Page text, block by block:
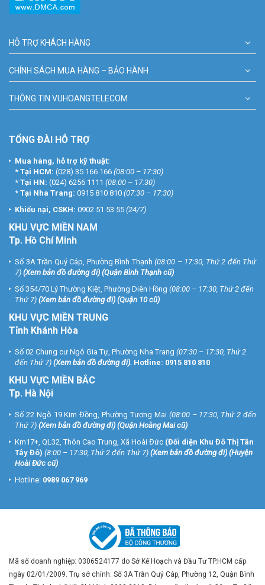
HỖ TRỢ KHÁCH HÀNG
CHÍNH SÁCH MUA HÀNG – BẢO HÀNH
THÔNG TIN VUHOANGTELECOM
TỔNG ĐÀI HỖ TRỢ
Mua hàng, hỗ trợ kỹ thuật:
* Tại HCM: (028) 35 166 166 (08:00 – 17:30)
* Tại HN: (024) 6256 1111 (08:00 – 17:30)
* Tại Nha Trang: 0915 810 810 (07:30 – 17:30)
Khiếu nại, CSKH: 0902 51 53 55 (24/7)
KHU VỰC MIỀN NAM
Tp. Hồ Chí Minh
Số 3A Trần Quý Cáp, Phường Bình Thạnh (08:00 – 17:30, Thứ 2 đến Thứ
7) (Xem bản đồ đường đi) (Quận Bình Thạnh cũ)
Số 354/70 Lý Thường Kiệt, Phường Diên Hồng (08:00 – 17:30, Thứ 2 đến
Thứ 7) (Xem bản đồ đường đi) (Quận 10 cũ)
KHU VỰC MIỀN TRUNG
Tỉnh Khánh Hòa
Số 02 Chung cư Ngô Gia Tự, Phường Nha Trang (07:30 – 17:30, Thứ 2
đến Thứ 7) (Xem bản đồ đường đi). Hotline: 0915 810 810
KHU VỰC MIỀN BẮC
Tp. Hà Nội
Số 22 Ngõ 19 Kim Đồng, Phường Tương Mai (08:00 – 17:30, Thứ 2 đến
Thứ 7) (Xem bản đồ đường đi) (Quận Hoàng Mai cũ)
Km17+, QL32, Thôn Cao Trung, Xã Hoài Đức (Đối diện Khu Đô Thị Tân
Tây Đô) (8:00 – 17:30, Thứ 2 đến Thứ 7) (Xem bản đồ đường đi) (Huyện
Hoài Đức cũ)
Hotline: 0989 067 969
Mã số doanh nghiệp: 0306524177 do Sở Kế Hoạch và Đầu Tư TP.HCM cấp
ngày 02/01/2009. Trụ sở chính: Số 3A Trần Quý Cáp, Phường 12, Quận Bình